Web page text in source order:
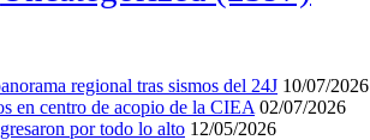
regional tras sismos del 24J 10/07/2026
en centro de acopio de la CIEA 02/07/2026
por todo lo alto 12/05/2026